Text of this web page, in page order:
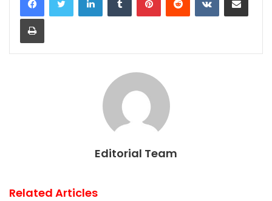
Print
Editorial Team
Related Articles